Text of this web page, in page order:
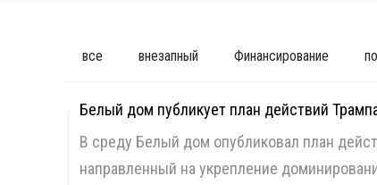
все внезапный Финансирование
Белый дом публикует план действий
В среду Белый дом опубликовал план
направленный на укрепление